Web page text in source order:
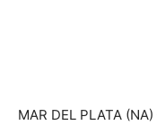
MAR DEL PLATA